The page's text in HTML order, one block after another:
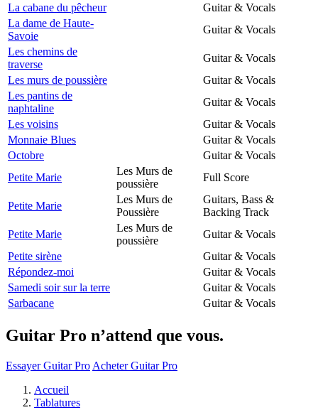
La cabane du pêcheur
Guitar & Vocals
La dame de Haute-
Savoie
Guitar & Vocals
Les chemins de
traverse
Guitar & Vocals
Les murs de poussière
Guitar & Vocals
Les pantins de
naphtaline
Guitar & Vocals
Les voisins
Guitar & Vocals
Monnaie Blues
Guitar & Vocals
Octobre
Guitar & Vocals
Petite Marie
Les Murs de
poussière
Full Score
Petite Marie
Les Murs de
Poussière
Guitars, Bass &
Backing Track
Petite Marie
Les Murs de
poussière
Guitar & Vocals
Petite sirène
Guitar & Vocals
Répondez-moi
Guitar & Vocals
Samedi soir sur la terre
Guitar & Vocals
Sarbacane
Guitar & Vocals
Guitar Pro n’attend que vous.
Essayer Guitar Pro Acheter Guitar Pro
Accueil
Tablatures